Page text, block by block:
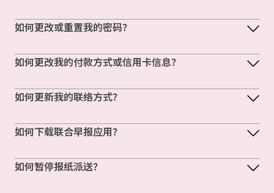
如何更改或重置我的密码？
如何更改我的付款方式或信用卡信息？
如何更新我的联络方式？
如何下载联合早报应用？
如何暂停报纸派送？